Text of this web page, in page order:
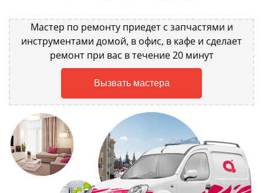
Мастер по ремонту приедет с запчастями и
инструментами домой, в офис, в кафе и сделает
ремонт при вас в течение 20 минут
Вызвать мастера